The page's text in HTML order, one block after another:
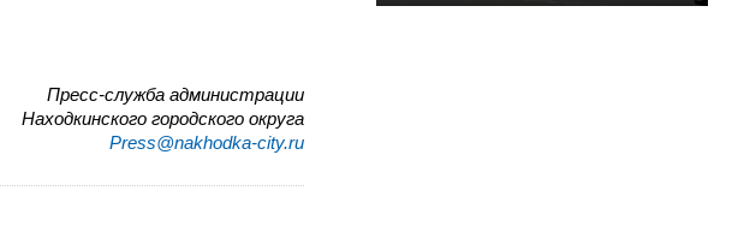
Пресс-служба администрации
Находкинского городского округа
Press@nakhodka-city.ru